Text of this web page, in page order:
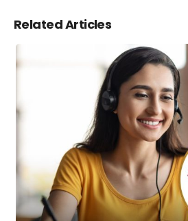
Related Articles